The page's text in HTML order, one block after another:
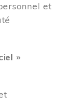
et
»